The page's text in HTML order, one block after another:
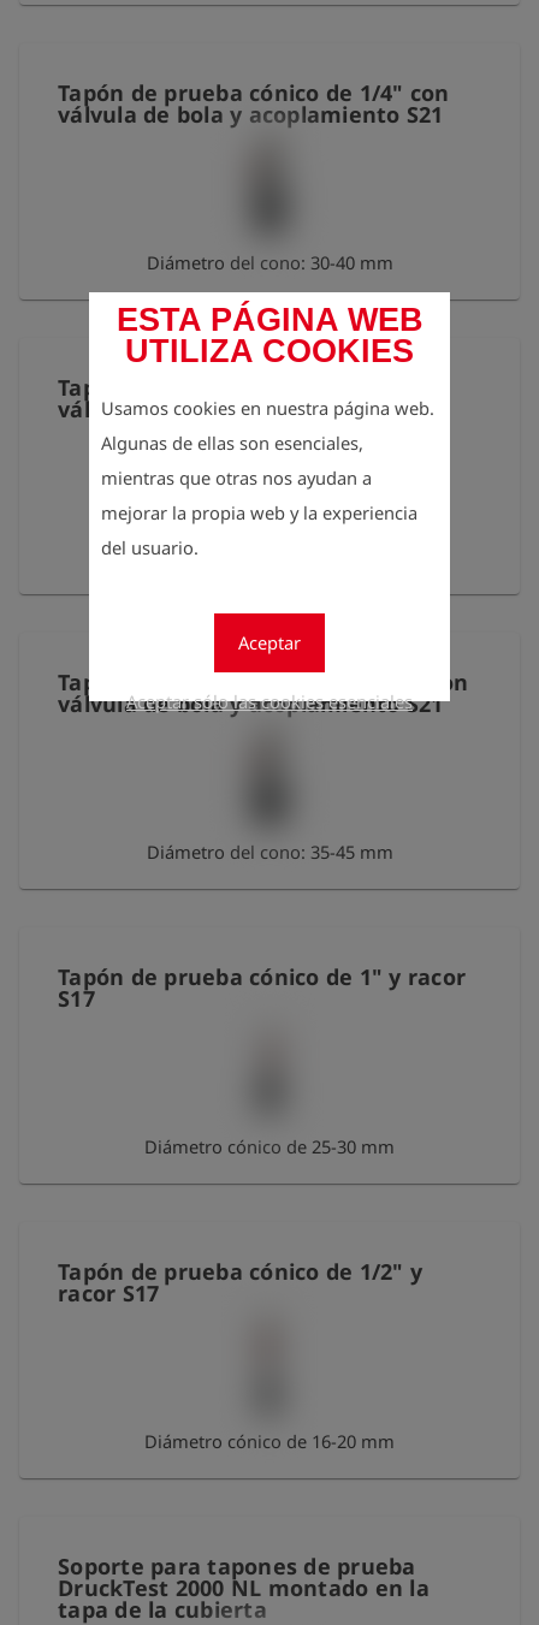
ESTA PÁGINA WEB
UTILIZA COOKIES
Usamos cookies en nuestra página web.
Algunas de ellas son esenciales,
mientras que otras nos ayudan a
mejorar la propia web y la experiencia
del usuario.
Aceptar
Aceptar sólo las cookies esenciales
Tapón de prueba cónico de 1/4" con
válvula de bola y acoplamiento S21
Diámetro del cono: 30-40 mm
Tapón de prueba cónico de 2" con
válvula de bola y acoplamiento S21
Diámetro del cono: 45-60 mm
Tapón de prueba cónico de 1 1/2" con
válvula de bola y acoplamiento S21
Diámetro del cono: 35-45 mm
Tapón de prueba cónico de 1" y racor
S17
Diámetro cónico de 25-30 mm
Tapón de prueba cónico de 1/2" y
racor S17
Diámetro cónico de 16-20 mm
Soporte para tapones de prueba
DruckTest 2000 NL montado en la
tapa de la cubierta